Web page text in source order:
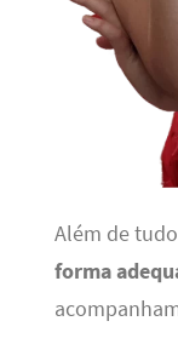
Além de
forma